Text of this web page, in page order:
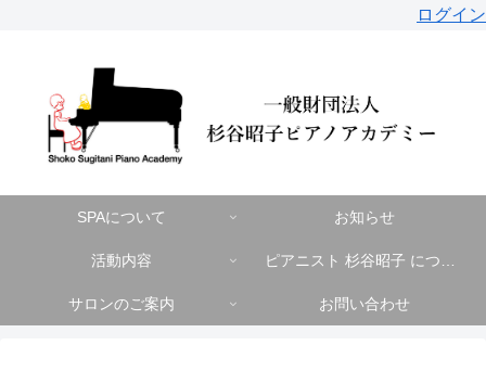
ログイン
SPAについて お知らせ
活動内容
サロンのご案内 お問い合わせ